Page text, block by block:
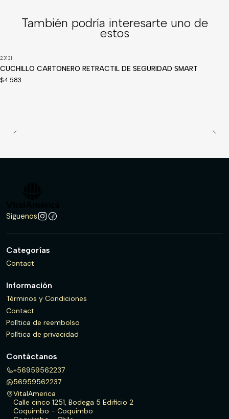
También podría interesarte uno de
estos
2313|
CUCHILLO CARTONERO RETRACTIL DE SEGURIDAD SMART
$4.583
Síguenos
Categorías
Contact
Información
Términos y Condiciones
Contact
Política de reembolso
Política de privacidad
Contáctanos
+56959562237
56959562237
VitalAmerica
Calle cinco 1251, Bodega 5 Edificio 2
Coquimbo - Coquimbo